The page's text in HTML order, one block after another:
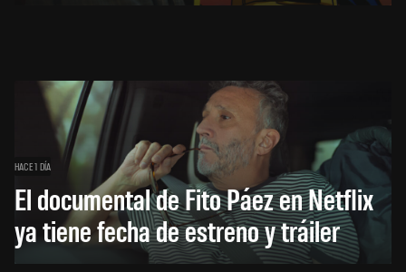
HACE 1 DÍA
El documental de Fito Páez en Netflix
ya tiene fecha de estreno y tráiler